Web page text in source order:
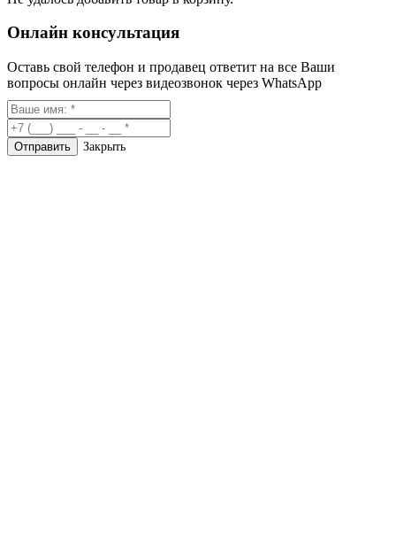
Онлайн консультация
Оставь свой телефон и продавец ответит на все Ваши
вопросы онлайн через видеозвонок через WhatsApp
Закрыть